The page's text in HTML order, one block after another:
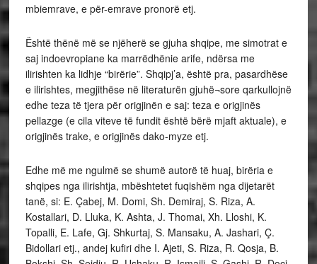
mbiemrave, e për-emrave pronorë etj.
Është thënë më se njëherë se gjuha shqipe, me simotrat e
saj indoevropiane ka marrëdhënie arife, ndërsa me
ilirishten ka lidhje “birërie”. Shqipj’a, është pra, pasardhëse
e ilirishtes, megjithëse në literaturën gjuhë¬sore qarkullojnë
edhe teza të tjera për origjinën e saj: teza e origjinës
pellazge (e cila viteve të fundit është bërë mjaft aktuale), e
origjinës trake, e origjinës dako-myze etj.
Edhe më me ngulmë se shumë autorë të huaj, birëria e
shqipes nga ilirishtja, mbështetet fuqishëm nga dijetarët
tanë, si: E. Çabej, M. Domi, Sh. Demiraj, S. Riza, A.
Kostallari, D. Lluka, K. Ashta, J. Thomai, Xh. Lloshi, K.
Topalli, E. Lafe, Gj. Shkurtaj, S. Mansaku, A. Jashari, Ç.
Bidollari etj., andej kufiri dhe I. Ajeti, S. Riza, R. Qosja, B.